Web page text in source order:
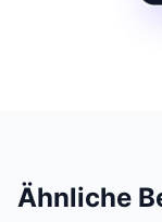
Ähnliche